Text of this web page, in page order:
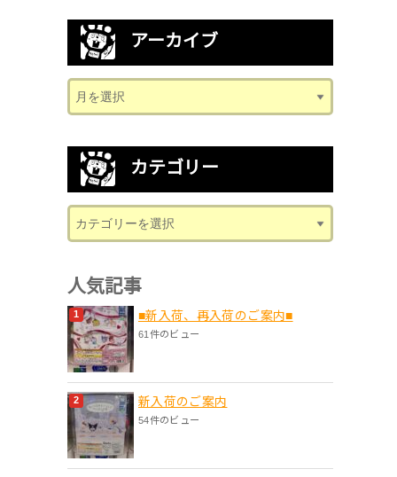
アーカイブ
カテゴリー
人気記事
■新入荷、再入荷のご案内■
61件のビュー
新入荷のご案内
54件のビュー